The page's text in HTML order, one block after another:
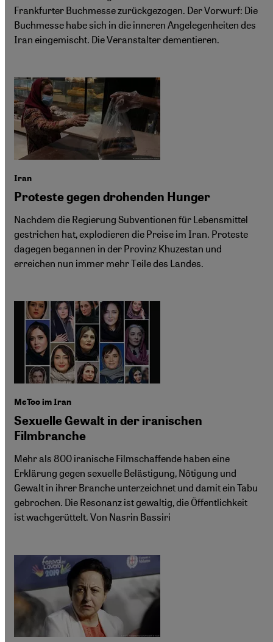
Frankfurter Buchmesse zurückgezogen. Der Vorwurf: Die
Buchmesse habe sich in die inneren Angelegenheiten des
Iran eingemischt. Die Veranstalter dementieren.
Iran
Proteste gegen drohenden Hunger
Nachdem die Regierung Subventionen für Lebensmittel
gestrichen hat, explodieren die Preise im Iran. Proteste
dagegen begannen in der Provinz Khuzestan und
erreichen nun immer mehr Teile des Landes.
MeToo im Iran
Sexuelle Gewalt in der iranischen
Filmbranche
Mehr als 800 iranische Filmschaffende haben eine
Erklärung gegen sexuelle Belästigung, Nötigung und
Gewalt in ihrer Branche unterzeichnet und damit ein Tabu
gebrochen. Die Resonanz ist gewaltig, die Öffentlichkeit
ist wachgerüttelt. Von Nasrin Bassiri